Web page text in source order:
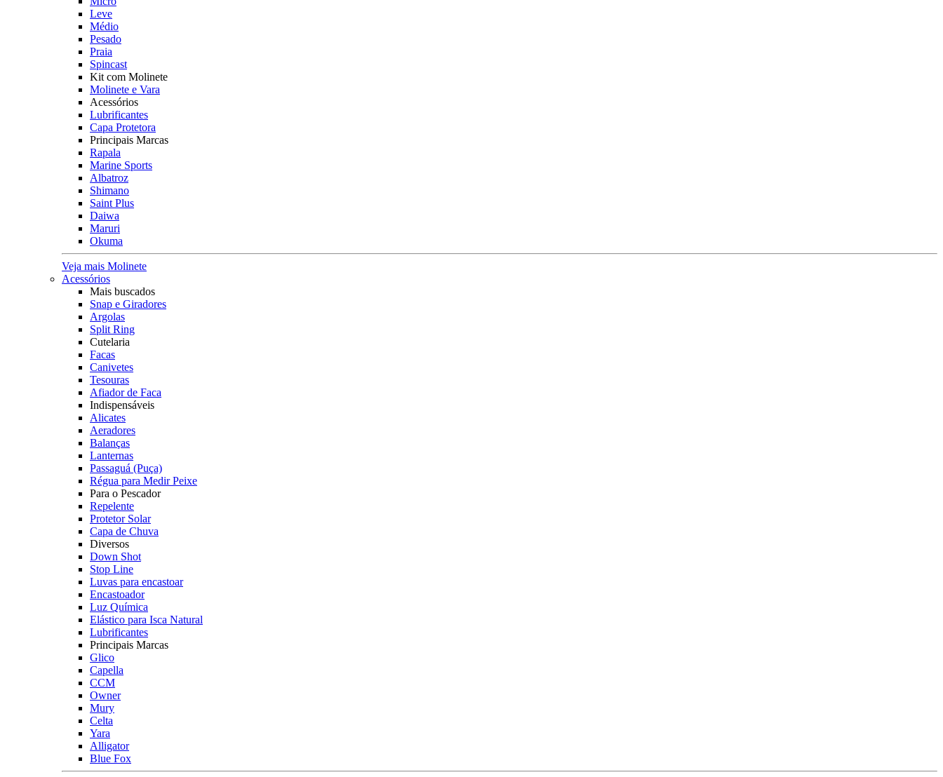
Leve
Médio
Pesado
Praia
Spincast
Kit com Molinete
Molinete e Vara
Acessórios
Lubrificantes
Capa Protetora
Principais Marcas
Rapala
Marine Sports
Albatroz
Shimano
Saint Plus
Daiwa
Maruri
Okuma
Veja mais Molinete
Acessórios
Mais buscados
Snap e Giradores
Argolas
Split Ring
Cutelaria
Facas
Canivetes
Tesouras
Afiador de Faca
Indispensáveis
Alicates
Aeradores
Balanças
Lanternas
Passaguá (Puça)
Régua para Medir Peixe
Para o Pescador
Repelente
Protetor Solar
Capa de Chuva
Diversos
Down Shot
Stop Line
Luvas para encastoar
Encastoador
Luz Química
Elástico para Isca Natural
Lubrificantes
Principais Marcas
Glico
Capella
CCM
Owner
Mury
Celta
Yara
Alligator
Blue Fox